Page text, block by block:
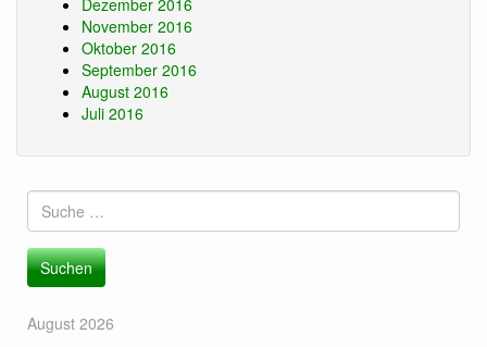
Dezember 2016
November 2016
Oktober 2016
September 2016
August 2016
Juli 2016
Suche
nach:
August 2026